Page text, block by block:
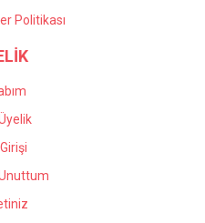
Politikası